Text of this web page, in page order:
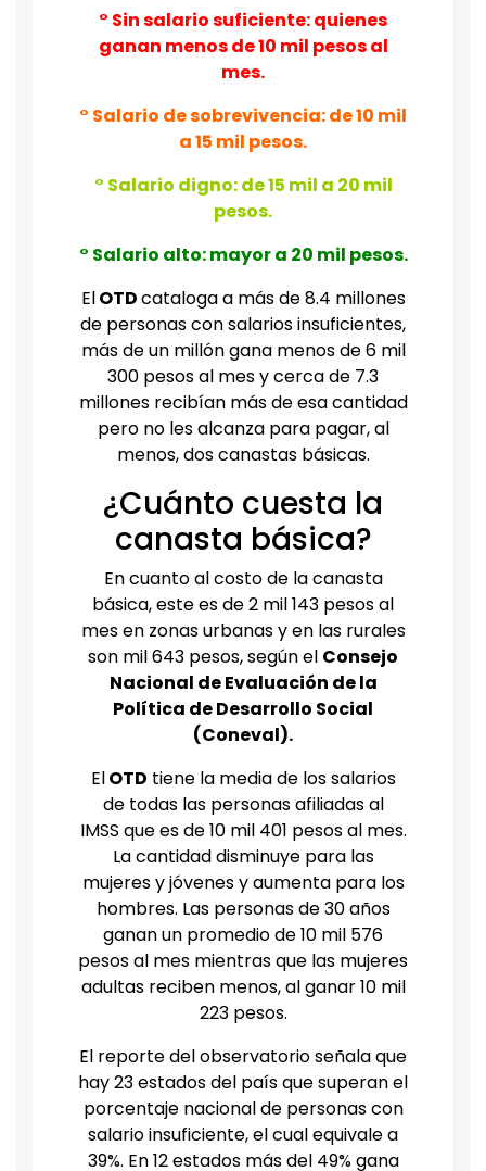
° Sin salario suficiente: quienes
ganan menos de 10 mil pesos al
mes.
° Salario de sobrevivencia: de 10 mil
a 15 mil pesos.
° Salario digno: de 15 mil a 20 mil
pesos.
° Salario alto: mayor a 20 mil pesos.
ElOTDcataloga a más de 8.4 millones
de personas con salarios insuficientes,
más de un millón gana menos de 6 mil
300 pesos al mes y cerca de 7.3
millones recibían más de esa cantidad
pero no les alcanza para pagar, al
menos, dos canastas básicas.
¿Cuánto cuesta la
canasta básica?
En cuanto al costo de la canasta
básica, este es de 2 mil 143 pesos al
mes en zonas urbanas y en las rurales
son mil 643 pesos, según el Consejo
Nacional de Evaluación de la
Política de Desarrollo Social
(Coneval).
ElOTD tiene la media de los salarios
de todas las personas afiliadas al
IMSS que es de 10 mil 401 pesos al mes.
La cantidad disminuye para las
mujeres y jóvenes y aumenta para los
hombres. Las personas de 30 años
ganan un promedio de 10 mil 576
pesos al mes mientras que las mujeres
adultas reciben menos, al ganar 10 mil
223 pesos.
El reporte del observatorio señala que
hay 23 estados del país que superan el
porcentaje nacional de personas con
salario insuficiente, el cual equivale a
39%. En 12 estados más del 49% gana